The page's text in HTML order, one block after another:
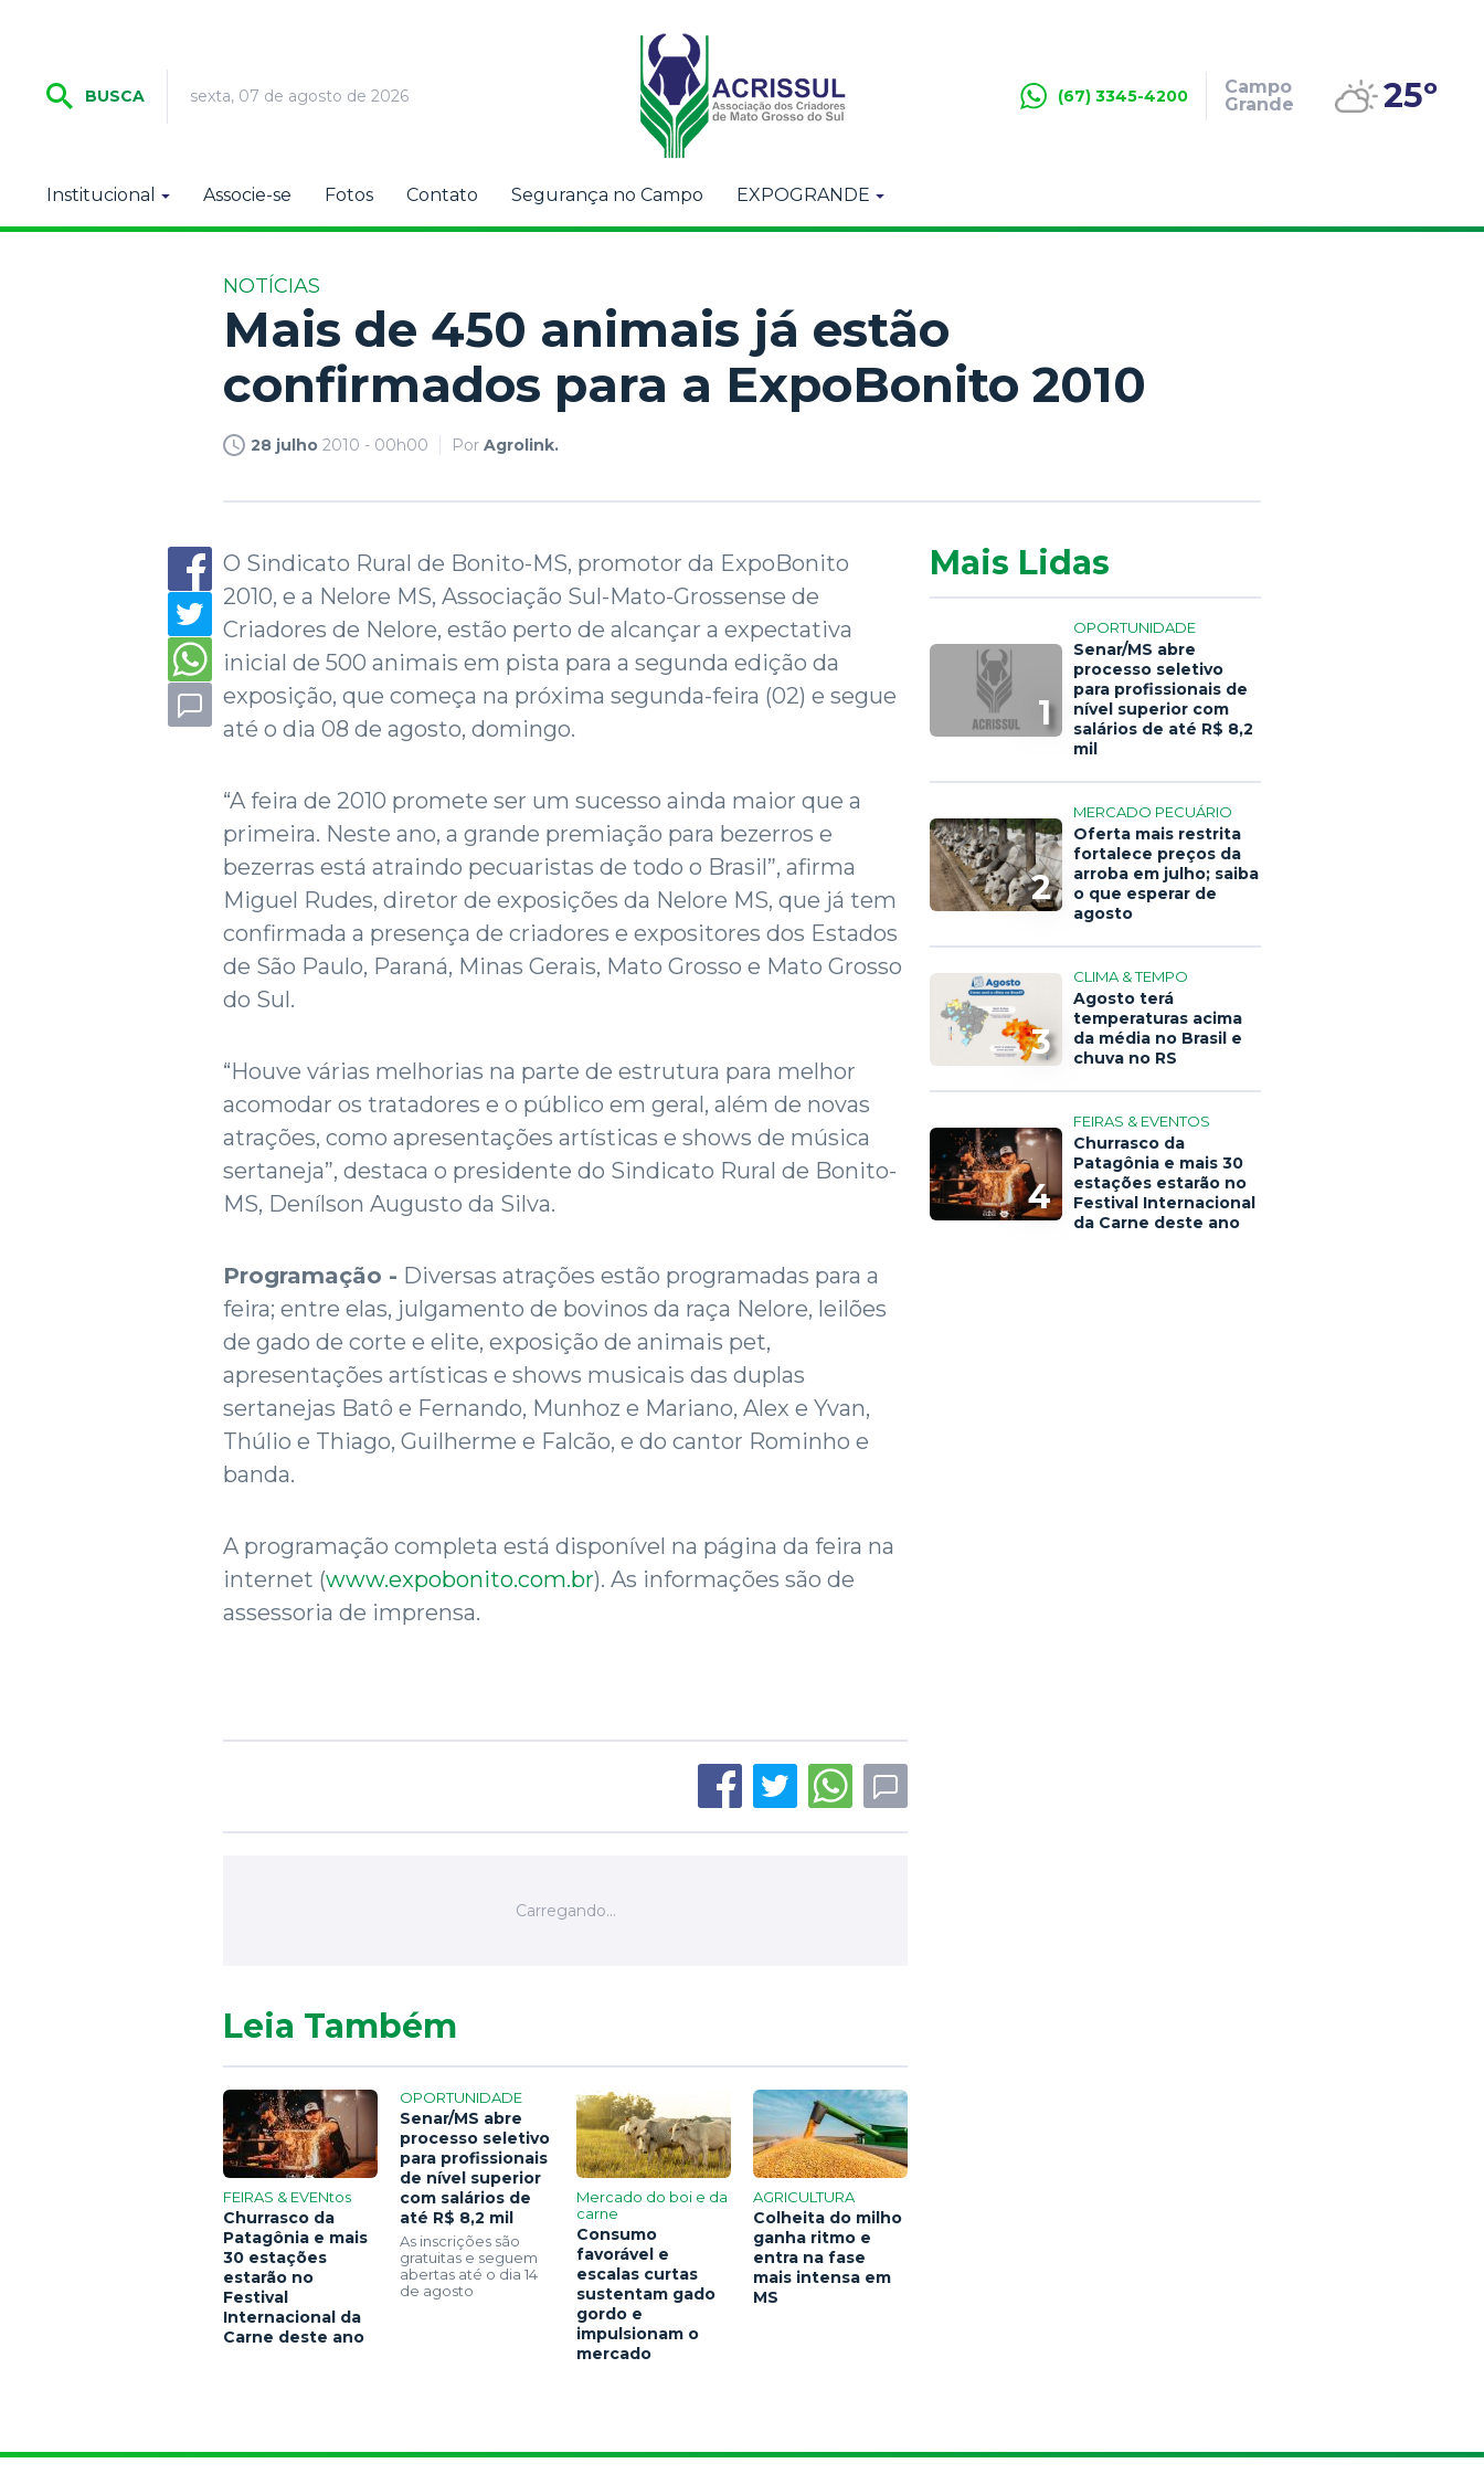
BUSCA sexta, 07 de agosto de 2026 (67) 3345-4200
Campo
Grande
25º
Institucional Associe-se Fotos Contato Segurança no Campo EXPOGRANDE
NOTÍCIAS
Mais de 450 animais já estão
confirmados para a ExpoBonito 2010
28 julho 2010 - 00h00 Por Agrolink.
O Sindicato Rural de Bonito-MS, promotor da ExpoBonito
2010, e a Nelore MS, Associação Sul-Mato-Grossense de
Criadores de Nelore, estão perto de alcançar a expectativa
inicial de 500 animais em pista para a segunda edição da
exposição, que começa na próxima segunda-feira (02) e segue
até o dia 08 de agosto, domingo.
“A feira de 2010 promete ser um sucesso ainda maior que a
primeira. Neste ano, a grande premiação para bezerros e
bezerras está atraindo pecuaristas de todo o Brasil”, afirma
Miguel Rudes, diretor de exposições da Nelore MS, que já tem
confirmada a presença de criadores e expositores dos Estados
de São Paulo, Paraná, Minas Gerais, Mato Grosso e Mato Grosso
do Sul.
“Houve várias melhorias na parte de estrutura para melhor
acomodar os tratadores e o público em geral, além de novas
atrações, como apresentações artísticas e shows de música
sertaneja”, destaca o presidente do Sindicato Rural de Bonito-
MS, Denílson Augusto da Silva.
Programação - Diversas atrações estão programadas para a
feira; entre elas, julgamento de bovinos da raça Nelore, leilões
de gado de corte e elite, exposição de animais pet,
apresentações artísticas e shows musicais das duplas
sertanejas Batô e Fernando, Munhoz e Mariano, Alex e Yvan,
Thúlio e Thiago, Guilherme e Falcão, e do cantor Rominho e
banda.
A programação completa está disponível na página da feira na
internet (www.expobonito.com.br). As informações são de
assessoria de imprensa.
Mais Lidas
1
OPORTUNIDADE
Senar/MS abre
processo seletivo
para profissionais de
nível superior com
salários de até R$ 8,2
mil
2
MERCADO PECUÁRIO
Oferta mais restrita
fortalece preços da
arroba em julho; saiba
o que esperar de
agosto
3
CLIMA & TEMPO
Agosto terá
temperaturas acima
da média no Brasil e
chuva no RS
4
FEIRAS & EVENTOS
Churrasco da
Patagônia e mais 30
estações estarão no
Festival Internacional
da Carne deste ano
Leia Também
FEIRAS & EVENtos
Churrasco da
Patagônia e mais
30 estações
estarão no
Festival
Internacional da
Carne deste ano
OPORTUNIDADE
Senar/MS abre
processo seletivo
para profissionais
de nível superior
com salários de
até R$ 8,2 mil
As inscrições são
gratuitas e seguem
abertas até o dia 14
de agosto
Mercado do boi e da
carne
Consumo
favorável e
escalas curtas
sustentam gado
gordo e
impulsionam o
mercado
AGRICULTURA
Colheita do milho
ganha ritmo e
entra na fase
mais intensa em
MS